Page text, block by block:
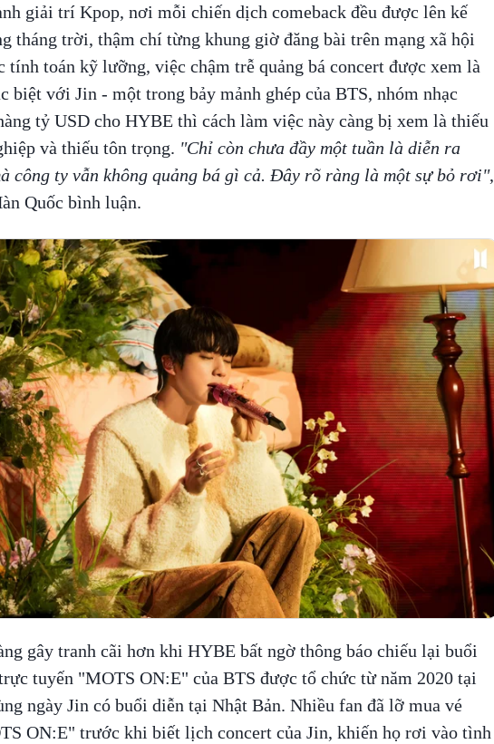
giải trí Kpop, nơi mỗi chiến dịch comeback đều được lên kế
tháng trời, thậm chí từng khung giờ đăng bài trên mạng xã hội
tính toán kỹ lưỡng, việc chậm trễ quảng bá concert được xem là
biệt với Jin - một trong bảy mảnh ghép của BTS, nhóm nhạc
tỷ USD cho HYBE thì cách làm việc này càng bị xem là thiếu
và thiếu tôn trọng. "Chỉ còn chưa đầy một tuần là diễn ra
công ty vẫn không quảng bá gì cả. Đây rõ ràng là một sự bỏ rơi",
Quốc bình luận.
gây tranh cãi hơn khi HYBE bất ngờ thông báo chiếu lại buổi
tuyến "MOTS ON:E" của BTS được tổ chức từ năm 2020 tại
ngày Jin có buổi diễn tại Nhật Bản. Nhiều fan đã lỡ mua vé
ON:E" trước khi biết lịch concert của Jin, khiến họ rơi vào tình